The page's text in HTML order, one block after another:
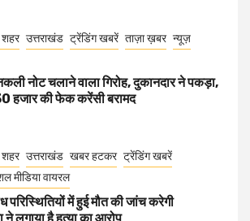
उत्तराखंड ट्रेंडिंग खबरें ताज़ा ख़बर न्यूज़
नोट चलाने वाला गिरोह, दुकानदार ने पकड़ा,
हजार की फेक करेंसी बरामद
उत्तराखंड खबर हटकर ट्रेंडिंग खबरें
मीडिया वायरल
परिस्थितियों में हुई मौत की जांच करेगी